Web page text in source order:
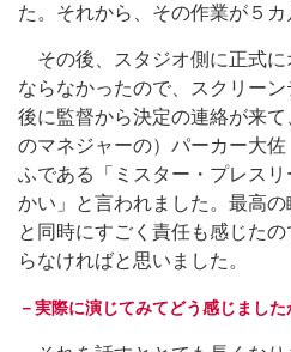
た。それから、その作業が５カ
その後、スタジオ側に正式に
ならなかったので、スクリー
後に監督から決定の連絡が来
のマネジャーの）パーカー大
ふである「ミスター・プレス
かい」と言われました。最高
と同時にすごく責任も感じた
らなければと思いました。
－実際に演じてみてどう感じました